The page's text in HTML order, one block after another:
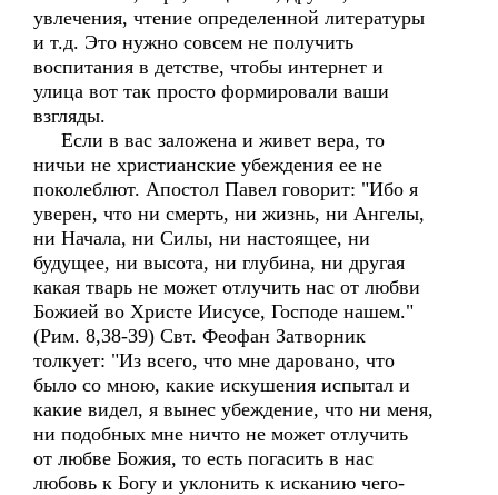
увлечения, чтение определенной литературы
и т.д. Это нужно совсем не получить
воспитания в детстве, чтобы интернет и
улица вот так просто формировали ваши
взгляды.
Если в вас заложена и живет вера, то
ничьи не христианские убеждения ее не
поколеблют. Апостол Павел говорит: "Ибо я
уверен, что ни смерть, ни жизнь, ни Ангелы,
ни Начала, ни Силы, ни настоящее, ни
будущее, ни высота, ни глубина, ни другая
какая тварь не может отлучить нас от любви
Божией во Христе Иисусе, Господе нашем."
(Рим. 8,38-39) Свт. Феофан Затворник
толкует: "Из всего, что мне даровано, что
было со мною, какие искушения испытал и
какие видел, я вынес убеждение, что ни меня,
ни подобных мне ничто не может отлучить
от любве Божия, то есть погасить в нас
любовь к Богу и уклонить к исканию чего-